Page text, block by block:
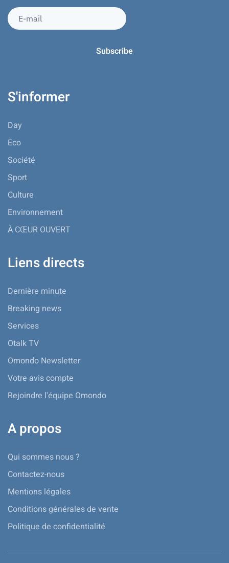
S'informer
Day
Eco
Société
Sport
Culture
Environnement
À CŒUR OUVERT
Liens directs
Dernière minute
Breaking news
Services
Otalk TV
Omondo Newsletter
Votre avis compte
Rejoindre l'équipe Omondo
A propos
Qui sommes nous ?
Contactez-nous
Mentions légales
Conditions générales de vente
Politique de confidentialité